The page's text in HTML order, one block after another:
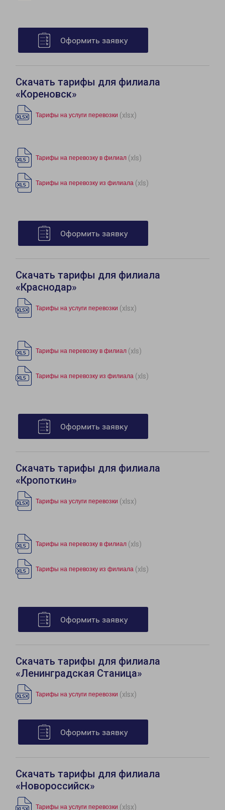
Оформить заявку
Скачать тарифы для филиала
«Кореновск»
Тарифы на услуги перевозки (xlsx)
Тарифы на перевозку в филиал (xls)
Тарифы на перевозку из филиала (xls)
Оформить заявку
Скачать тарифы для филиала
«Краснодар»
Тарифы на услуги перевозки (xlsx)
Тарифы на перевозку в филиал (xls)
Тарифы на перевозку из филиала (xls)
Оформить заявку
Скачать тарифы для филиала
«Кропоткин»
Тарифы на услуги перевозки (xlsx)
Тарифы на перевозку в филиал (xls)
Тарифы на перевозку из филиала (xls)
Оформить заявку
Скачать тарифы для филиала
«Ленинградская Станица»
Тарифы на услуги перевозки (xlsx)
Оформить заявку
Скачать тарифы для филиала
«Новороссийск»
Тарифы на услуги перевозки (xlsx)